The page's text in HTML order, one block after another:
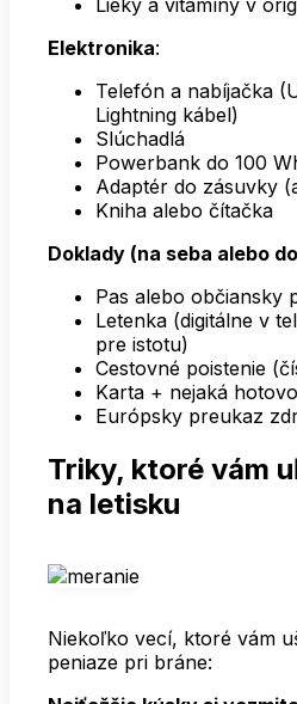
Lieky a vitamíny v
Elektronika:
Telefón a nabíjačka
Lightning kábel)
Slúchadlá
Powerbank do 100
Adaptér do zásuvky
Kniha alebo čítačka
Doklady (na seba alebo
Pas alebo občiansky
Letenka (digitálne v
pre istotu)
Cestovné poistenie
Karta + nejaká
Európsky preukaz
Triky, ktoré vám
na letisku
Niekoľko vecí, ktoré vám
peniaze pri bráne: